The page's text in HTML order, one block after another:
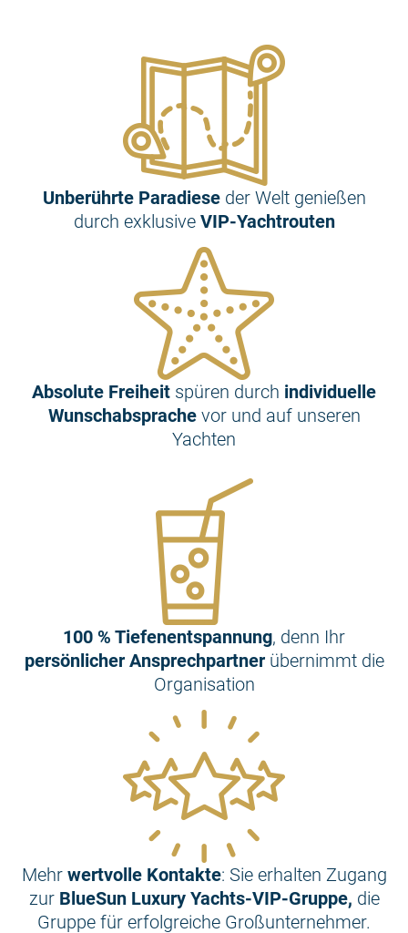
Unberührte Paradieseder Welt genießen
durch exklusive VIP-Yachtrouten
Absolute Freiheit spüren durch individuelle
Wunschabsprachevor und auf unseren
Yachten
100 % Tiefenentspannung, denn Ihr
persönlicher Ansprechpartner übernimmt die
Organisation
Mehr wertvolle Kontakte: Sie erhalten Zugang
zur BlueSun Luxury Yachts-VIP-Gruppe, die
Gruppe für erfolgreiche Großunternehmer.